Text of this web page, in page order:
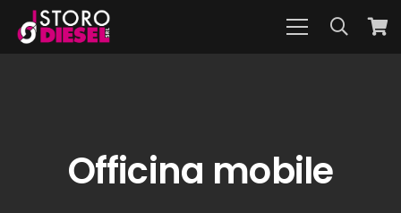
Officina mobile